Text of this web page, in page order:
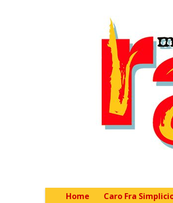
Home Caro Fra